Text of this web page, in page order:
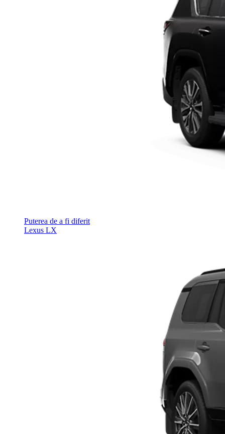
Puterea de a fi diferit
Lexus LX